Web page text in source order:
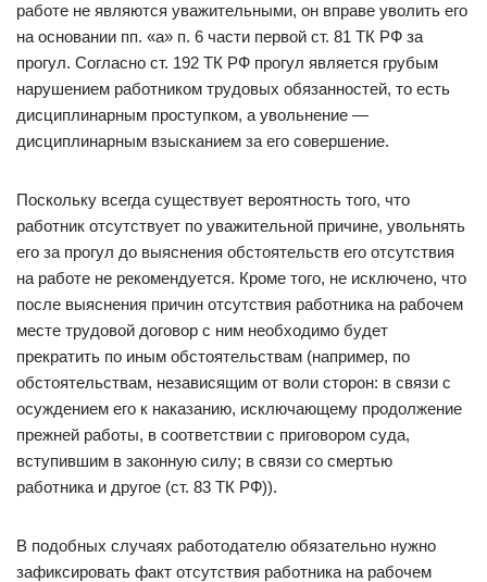
работе не являются уважительными, он вправе уволить его
на основании пп. «а» п. 6 части первой ст. 81 ТК РФ за
прогул. Согласно ст. 192 ТК РФ прогул является грубым
нарушением работником трудовых обязанностей, то есть
дисциплинарным проступком, а увольнение —
дисциплинарным взысканием за его совершение.
Поскольку всегда существует вероятность того, что
работник отсутствует по уважительной причине, увольнять
его за прогул до выяснения обстоятельств его отсутствия
на работе не рекомендуется. Кроме того, не исключено, что
после выяснения причин отсутствия работника на рабочем
месте трудовой договор с ним необходимо будет
прекратить по иным обстоятельствам (например, по
обстоятельствам, независящим от воли сторон: в связи с
осуждением его к наказанию, исключающему продолжение
прежней работы, в соответствии с приговором суда,
вступившим в законную силу; в связи со смертью
работника и другое (ст. 83 ТК РФ)).
В подобных случаях работодателю обязательно нужно
зафиксировать факт отсутствия работника на рабочем